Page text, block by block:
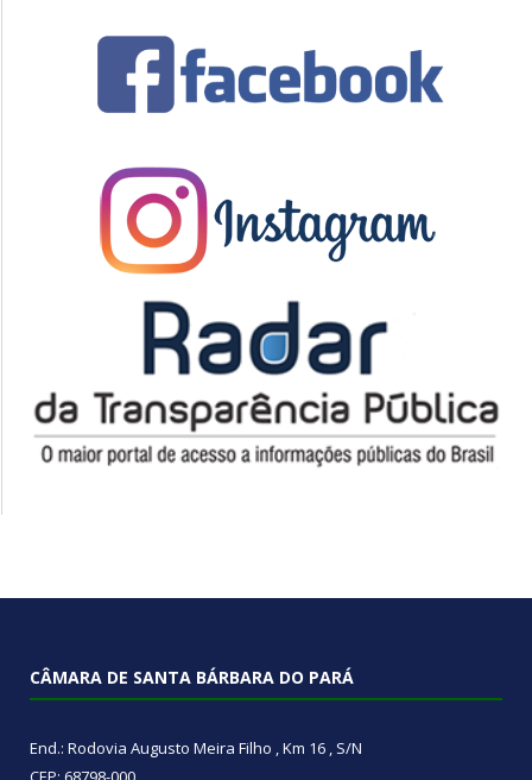
CÂMARA DE SANTA BÁRBARA DO PARÁ
End.: Rodovia Augusto Meira Filho , Km 16 , S/N